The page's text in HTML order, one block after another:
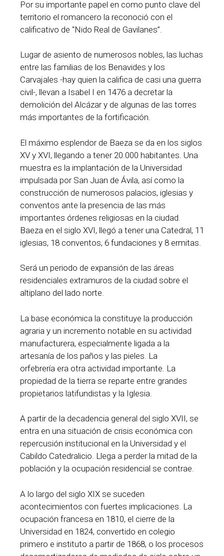
Por su importante papel en como punto clave del
territorio el romancero la reconoció con el
calificativo de “Nido Real de Gavilanes”.
Lugar de asiento de numerosos nobles, las luchas
entre las familias de los Benavides y los
Carvajales -hay quien la califica de casi una guerra
civil-, llevan a Isabel I en 1476 a decretar la
demolición del Alcázar y de algunas de las torres
más importantes de la fortificación.
El máximo esplendor de Baeza se da en los siglos
XV y XVI, llegando a tener 20.000 habitantes. Una
muestra es la implantación de la Universidad
impulsada por San Juan de Ávila, así como la
construcción de numerosos palacios, iglesias y
conventos ante la presencia de las más
importantes órdenes religiosas en la ciudad.
Baeza en el siglo XVI, llegó a tener una Catedral, 11
iglesias, 18 conventos, 6 fundaciones y 8 ermitas.
Será un periodo de expansión de las áreas
residenciales extramuros de la ciudad sobre el
altiplano del lado norte.
La base económica la constituye la producción
agraria y un incremento notable en su actividad
manufacturera, especialmente ligada a la
artesanía de los paños y las pieles. La
orfebrería era otra actividad importante. La
propiedad de la tierra se reparte entre grandes
propietarios latifundistas y la Iglesia.
A partir de la decadencia general del siglo XVII, se
entra en una situación de crisis económica con
repercusión institucional en la Universidad y el
Cabildo Catedralicio. Llega a perder la mitad de la
población y la ocupación residencial se contrae.
A lo largo del siglo XIX se suceden
acontecimientos con fuertes implicaciones. La
ocupación francesa en 1810, el cierre de la
Universidad en 1824, convertido en colegio
primero e instituto a partir de 1868, o los procesos